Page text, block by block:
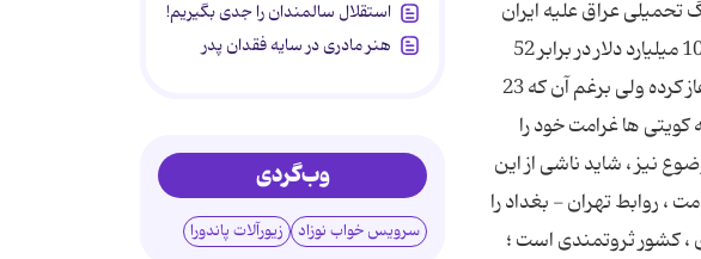
عراق علیه ایران
حدود 20 برابر اشغال کویت ، خسارت به ایران وارد کرد.(غرامت برآورد شده جنگ ایران و عراق حدود 1000 میلیارد دلار در برابر 52
میلیارد کویتی ها). عراق ، سه سال بعد از پایان جنگ کویت ، فرایند پرداخت غرامت را به صورت اقساط آغاز کرده ولی برغم آن که 23
کویتی ها غرامت خود را
نیز ، شاید ناشی از این
، مطالبه غرامت ، روابط تهران - بغداد را
، کشور ثروتمندی است ؛
استقلال سالمندان را جدی بگیریم!
هنر مادری در سایه‌ فقدان پدر
وب‌گردی
سرویس خواب نوزاد زیورآلات پاندورا